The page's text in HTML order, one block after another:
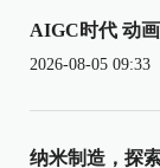
AIGC时代 动
2026-08-05 09:33
纳米制造，探